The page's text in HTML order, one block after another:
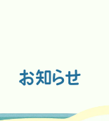
お知らせ